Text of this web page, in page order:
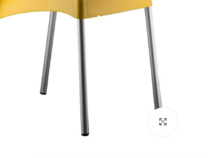
برای بزرگنمایی کلیک کنید